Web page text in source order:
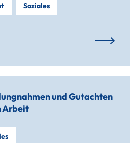
Soziales
und Gutachten
Arbeit